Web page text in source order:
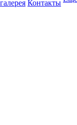
Контакты